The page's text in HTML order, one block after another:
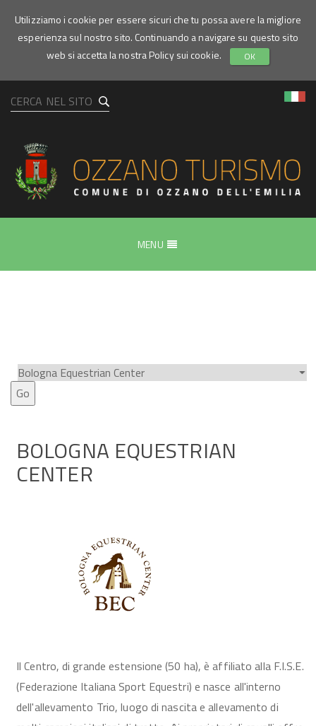
Utilizziamo i cookie per essere sicuri che tu possa avere la migliore
esperienza sul nostro sito. Continuando a navigare su questo sito
web si accetta la nostra Policy sui cookie.
OK
Bologna
Equestrian
Center
MENU
BOLOGNA EQUESTRIAN
CENTER
Il Centro, di grande estensione (50 ha), è affiliato alla F.I.S.E.
(Federazione Italiana Sport Equestri) e nasce all'interno
dell'allevamento Trio, luogo di nascita e allevamento di